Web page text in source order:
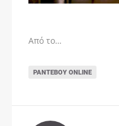
Από το…
ΡΑΝΤΕΒΟΎ ONLINE